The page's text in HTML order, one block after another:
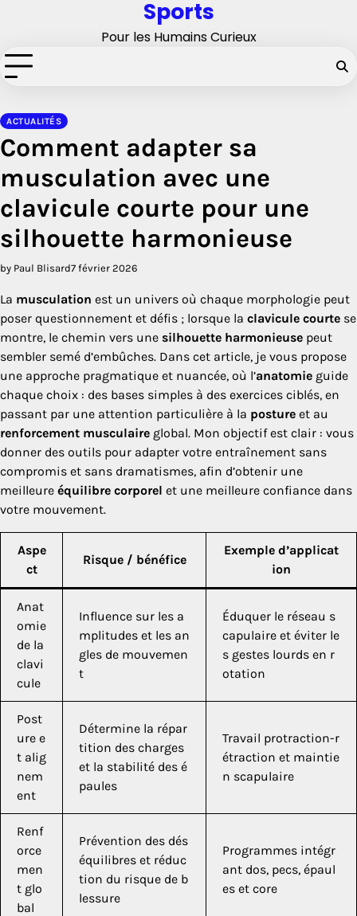
Sports
Pour les Humains Curieux
ACTUALITÉS
Comment adapter sa
musculation avec une
clavicule courte pour une
silhouette harmonieuse
by Paul Blisard7 février 2026
La musculation est un univers où chaque morphologie peut
poser questionnement et défis ; lorsque la clavicule courte se
montre, le chemin vers une silhouette harmonieuse peut
sembler semé d’embûches. Dans cet article, je vous propose
une approche pragmatique et nuancée, où l’anatomie guide
chaque choix : des bases simples à des exercices ciblés, en
passant par une attention particulière à la posture et au
renforcement musculaire global. Mon objectif est clair : vous
donner des outils pour adapter votre entraînement sans
compromis et sans dramatismes, afin d’obtenir une
meilleure équilibre corporel et une meilleure confiance dans
votre mouvement.
Aspe
ct
Risque / bénéfice
Exemple d’applicat
ion
Anat
omie
de la
clavi
cule
Influence sur les a
mplitudes et les an
gles de mouvemen
t
Éduquer le réseau s
capulaire et éviter le
s gestes lourds en r
otation
Post
ure e
t alig
nem
ent
Détermine la répar
tition des charges
et la stabilité des é
paules
Travail protraction-r
étraction et maintie
n scapulaire
Renf
orce
men
t glo
bal
Prévention des dés
équilibres et réduc
tion du risque de b
lessure
Programmes intégr
ant dos, pecs, épaul
es et core